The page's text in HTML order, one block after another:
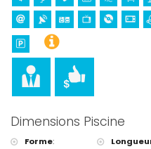
Dimensions Piscine
Forme: